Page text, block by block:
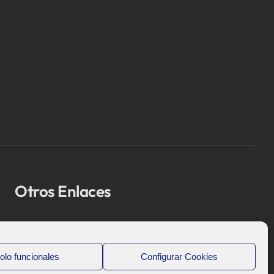
funcionales Configurar Cookies
Otros Enlaces
Bioef
Gobierno Vasco